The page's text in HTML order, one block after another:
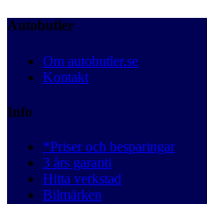
Autobutler
Om autobutler.se
Kontakt
Info
*Priser och besparingar
3 års garanti
Hitta verkstad
Bilmärken